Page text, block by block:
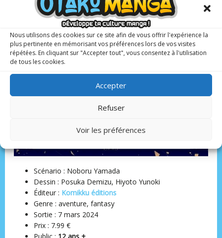
Nous utilisons des cookies sur ce site afin de vous offrir l'expérience la
plus pertinente en mémorisant vos préférences lors de vos visites
répétées. En cliquant sur "Accepter tout", vous consentez à l'utilisation
de tous les cookies.
Accepter
Refuser
Voir les préférences
Scénario : Noboru Yamada
Dessin : Posuka Demizu, Hiyoto Yunoki
Éditeur ‏: Komikku éditions
Genre : aventure, fantasy
Sortie : 7 mars 2024
Prix : 7.99 €
Public : 12 ans +